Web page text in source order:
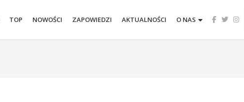
TOP NOWOŚCI ZAPOWIEDZI AKTUALNOŚCI O NAS